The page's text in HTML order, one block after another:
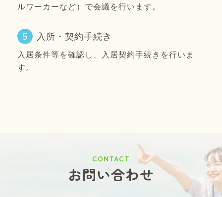
ルワーカーなど）で会議を行います。
5 入所・契約手続き
入居条件等を確認し、入居契約手続きを行いま
す。
お問い合わせ
CONTACT